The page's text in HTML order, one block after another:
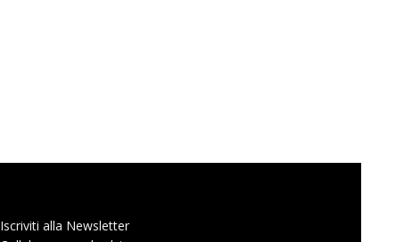
Iscriviti alla Newsletter